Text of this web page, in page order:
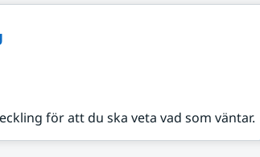
för att du ska veta vad som väntar.